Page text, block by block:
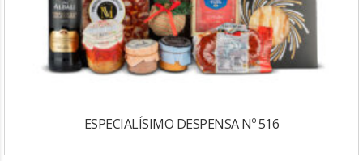
ESPECIALÍSIMO DESPENSA Nº 516